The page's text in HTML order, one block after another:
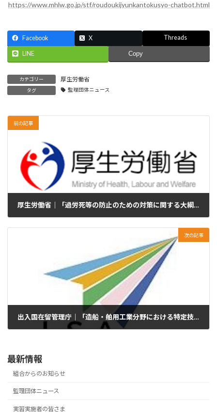
https://www.mhlw.go.jp/stf/roudoukijyunkantokusyo-chatbot.html
Facebook X Threads
LINE Copy
カテゴリー 厚生労働省
タグ 監理団体ニュース
前の記事
厚生労働省｜「過労死等の防止のための対策に関する大綱」の変更が本日、閣議決定されました
次の記事
出入国在留管理庁｜「造船・舶用工業分野における特定技能の在留資格に係る制度の運用に関する方針」に係る運用要領【令和6年8月5日一部改正】
最新情報
組合からのお知らせ
監理団体ニュース
実習実施者の皆さま